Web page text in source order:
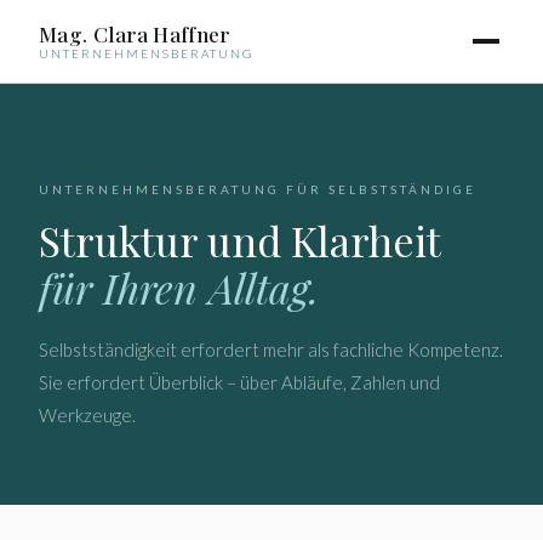
Mag. Clara Haffner
UNTERNEHMENSBERATUNG
UNTERNEHMENSBERATUNG FÜR SELBSTSTÄNDIGE
Struktur und Klarheit
für Ihren Alltag.
Selbstständigkeit erfordert mehr als fachliche Kompetenz.
Sie erfordert Überblick – über Abläufe, Zahlen und
Werkzeuge.